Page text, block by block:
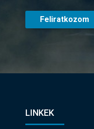
Feliratkozom
LINKEK